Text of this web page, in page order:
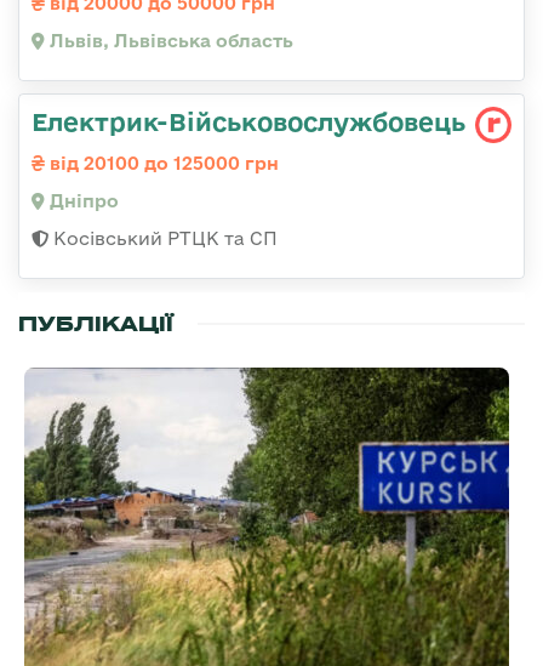
Львів, Львівська область
Електрик-Військовослужбовець
від 20100 до 125000 грн
Дніпро
Косівський РТЦК та СП
ПУБЛІКАЦІЇ